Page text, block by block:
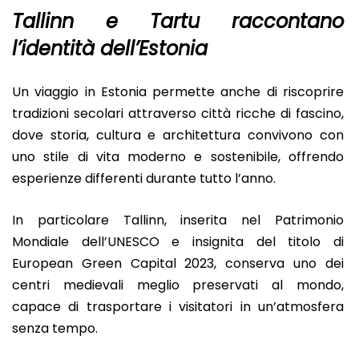
Tallinn e Tartu raccontano
l’identità dell’Estonia
Un viaggio in Estonia permette anche di riscoprire
tradizioni secolari attraverso città ricche di fascino,
dove storia, cultura e architettura convivono con
uno stile di vita moderno e sostenibile, offrendo
esperienze differenti durante tutto l’anno.
In particolare Tallinn, inserita nel Patrimonio
Mondiale dell’UNESCO e insignita del titolo di
European Green Capital 2023, conserva uno dei
centri medievali meglio preservati al mondo,
capace di trasportare i visitatori in un’atmosfera
senza tempo.